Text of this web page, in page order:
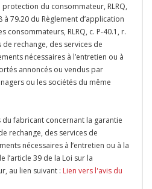
protection du consommateur, RLRQ,
à 79.20 du Règlement d’application
consommateurs, RLRQ, c. P-40.1, r.
rechange, des services de
nécessaires à l’entretien ou à
annoncés ou vendus par
ou les sociétés du même
fabricant concernant la garantie
rechange, des services de
nécessaires à l’entretien ou à la
l’article 39 de la Loi sur la
au lien suivant : Lien vers l'avis du